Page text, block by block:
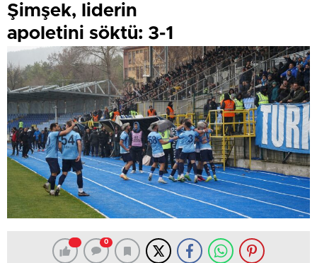
Şimşek, liderin
apoletini söktü: 3-1
0